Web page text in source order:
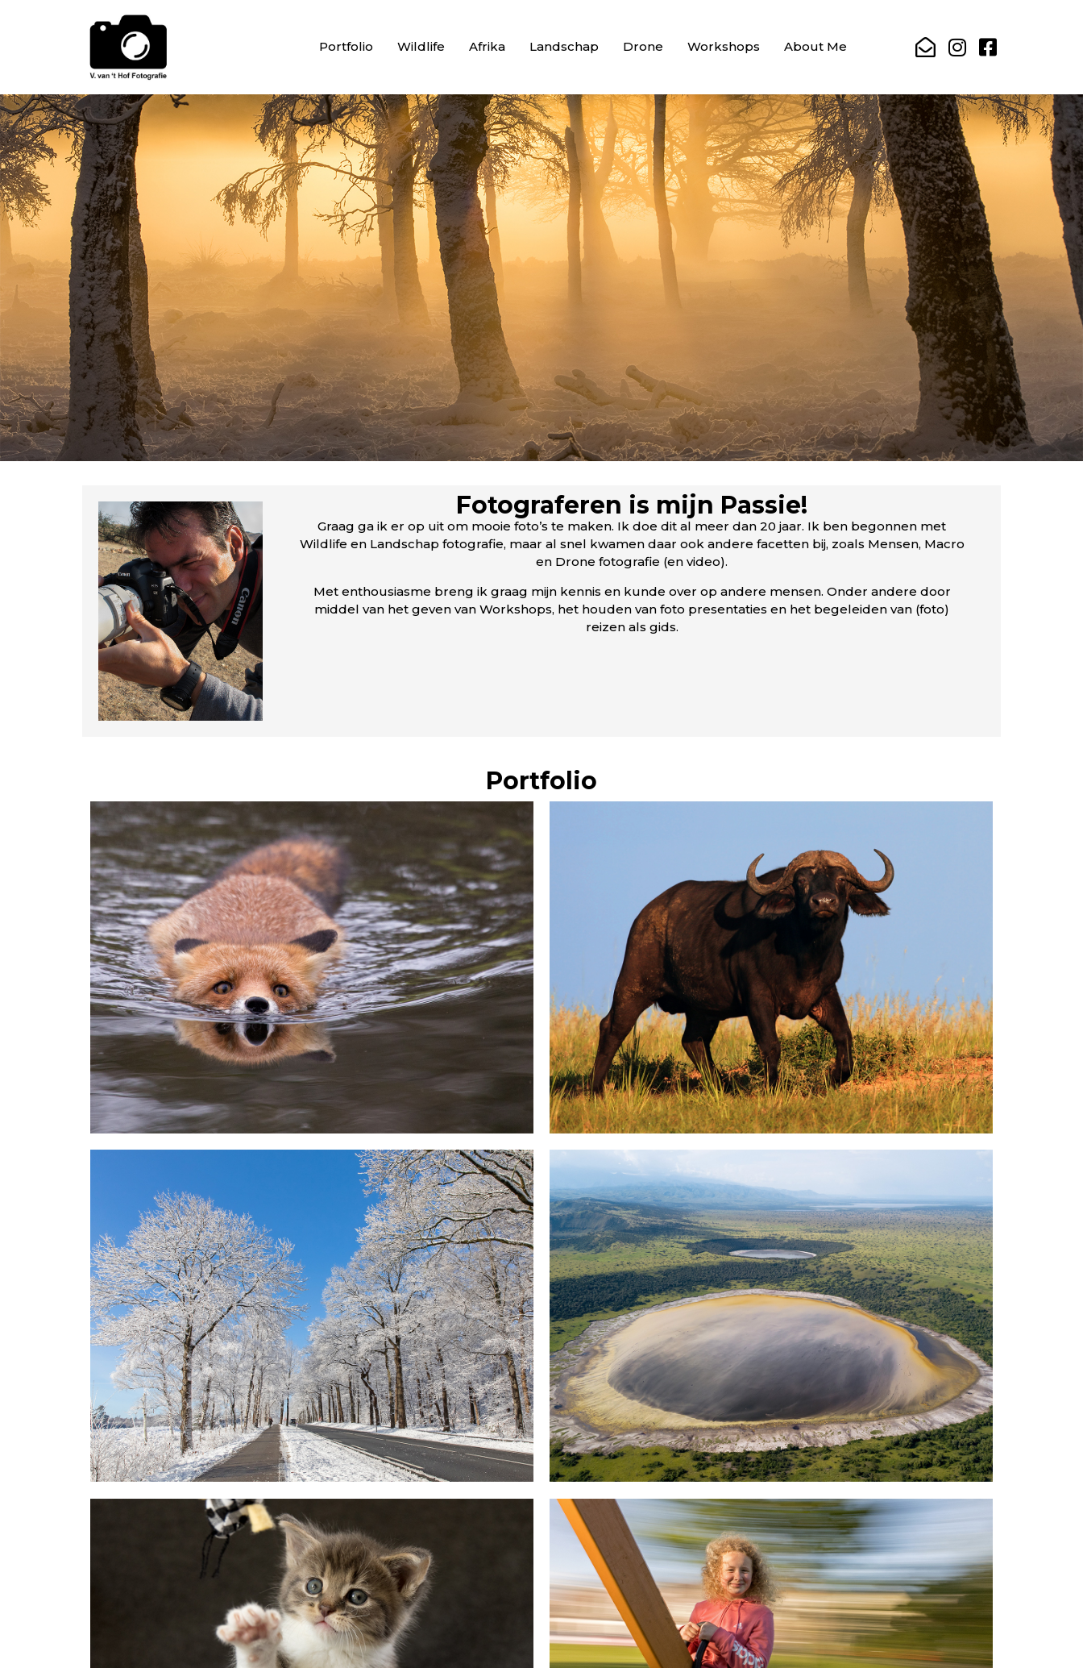
Portfolio Wildlife Afrika Landschap Drone Workshops About Me
Fotograferen is mijn Passie!
Graag ga ik er op uit om mooie foto’s te maken. Ik doe dit al meer dan 20 jaar. Ik ben begonnen met
Wildlife en Landschap fotografie, maar al snel kwamen daar ook andere facetten bij, zoals Mensen, Macro
en Drone fotografie (en video).
Met enthousiasme breng ik graag mijn kennis en kunde over op andere mensen. Onder andere door
middel van het geven van Workshops, het houden van foto presentaties en het begeleiden van (foto)
reizen als gids.
Portfolio
Afrika
Landschap Drone